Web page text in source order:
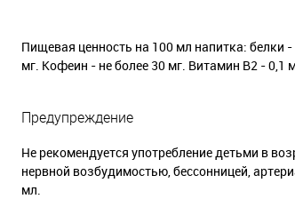
Пищевая ценность на 100 мл напитка: белки
мг. Кофеин - не более 30 мг. Витамин В2 - 0,1
Предупреждение
Не рекомендуется употребление детьми в
нервной возбудимостью, бессонницей,
мл.